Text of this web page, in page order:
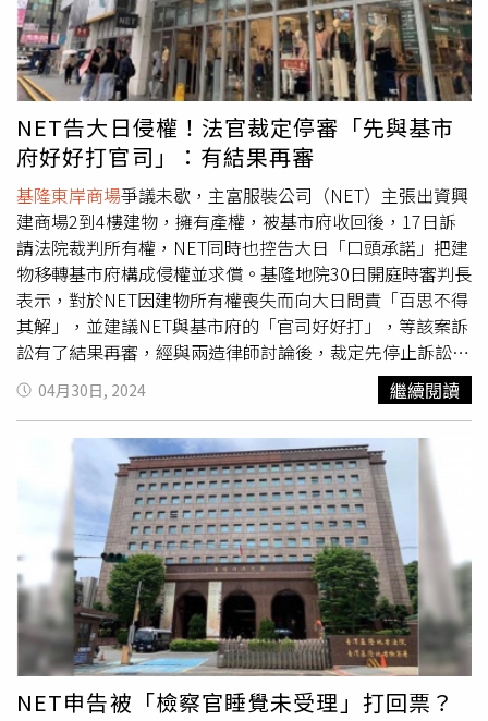
高。民進黨雖兵分四路提出釋憲，要營造氣勢壓制在野黨，
但學者認為憲法法庭可能只會受理由民進黨團總召柯建銘
（圖中）領銜提出的綠黨團版釋憲案。（圖／記者趙世勳
攝）不過，藍營高層也坦承，即使在野黨在法理上站得住
腳，釋憲案仍是大法官說了算。回溯司法院長許宗力第一次
擔任大法官任內，就曾透過釋憲案「部份不同意書」反對國
會享有調查權，許宗力是我國罕見的兩度任職大法官者，且
堅定支持廢死，藍營擔心許任滿在即，或許會不計毀譽反對
調查權。立委羅智強說，總統雖要求大法官先通過暫時處
分，但2005年「戶籍法」釋憲時，大法官廖義男就曾指
出，大法官不應透過釋憲，預先指導立委如何制定或修正法
律，也不應成為立委之憲法諮詢機關，綠營現在拿釋憲當成
對抗在野黨的大刀，已侵害立法權毀憲亂政，若憲法法庭還
通過暫時處份，就會天下大亂，藍營絕不會坐以待斃。賴總
統親上火線提釋憲，粉碎藍營內部最後的期待，原本對賴還
有期待的「鴿派」聲音頓失，都跟進「鷹派」喊反擊到底。
藍綠媒體點名被鎖定罷免的藍委葉元之收起以往詼諧的風
格，就直言與此有關，他自認服務選民盡心盡力，綠委卻抹
黑他「人都找不到」，他也早料到綠營有這招，甫就任即公
開板橋服務處、立法院辦公室電話地址，沒料到綠營卻刻意
挑午休時間致電為難助理，助理個個神經緊繃，未來他只能
全力一搏。
市府認為大日不符合優先續約的資格，但大日強調，信二立
體停車場弊案與營運效益毫無關聯，涉入弊案部分也非駁回
申請的理由之一。大日指出，市府捨棄較有利續約條件，而
提供微風集團更長營運時間、支付的權利金等收益卻更低廉
的營運條件，而做出與大日不續約的決策，均難以接受。市
府發言人呂謦煒回應，市府一切依法行政，誠心捍衛市民財
產，目前相關案件已進入司法程序，請各方靜待且尊重司法
機關的審理結果。
NET告大日侵權！法官裁定停審「先與基市
府好好打官司」：有結果再審
基隆東岸商場爭議未歇，主富服裝公司（NET）主張出資興
建商場2到4樓建物，擁有產權，被基市府收回後，17日訴
請法院裁判所有權，NET同時也控告大日「口頭承諾」把建
物移轉基市府構成侵權並求償。基隆地院30日開庭時審判長
表示，對於NET因建物所有權喪失而向大日問責「百思不得
其解」，並建議NET與基市府的「官司好好打」，等該案訴
訟有了結果再審，經與兩造律師討論後，裁定先停止訴訟。
基隆市前市長林右昌任內與大日公司簽約，委由大日負責營
運東岸地下停車場和1樓空間。後基市府針對東岸商場去年
底重新招商，由微風集團出線。但NET主張地上2至4樓為其
獨自出資增建，擁有產權，市府於2月1日移交後，NET不滿
向基市府提起產權之民事訴訟，尋求法院裁判所有權歸屬，
4月17日第1次開庭，下次庭期是6月5日，將再開言詞辯論
庭。而NET除控告基市府外，也同時控告大日侵權，基隆地
院30日開庭審理。 NET律師指出，大日在與市府開會討論
增建2至4樓時，曾「口頭承諾」未來會把建物移轉給市府，
因此讓基市府誤認有產權，才使得大日與市府契約終止後，
NET喪失向進駐2至4樓商家收租權利。大日律師則反駁，大
日公司當時有以減租方式協助NET興建2至4樓商場，現有建
物並非NET獨自出資興建，因此也無獨立產權。大日與NET
04月30日, 2024 繼續閱讀
NET申告被「檢察官睡覺未受理」打回票？